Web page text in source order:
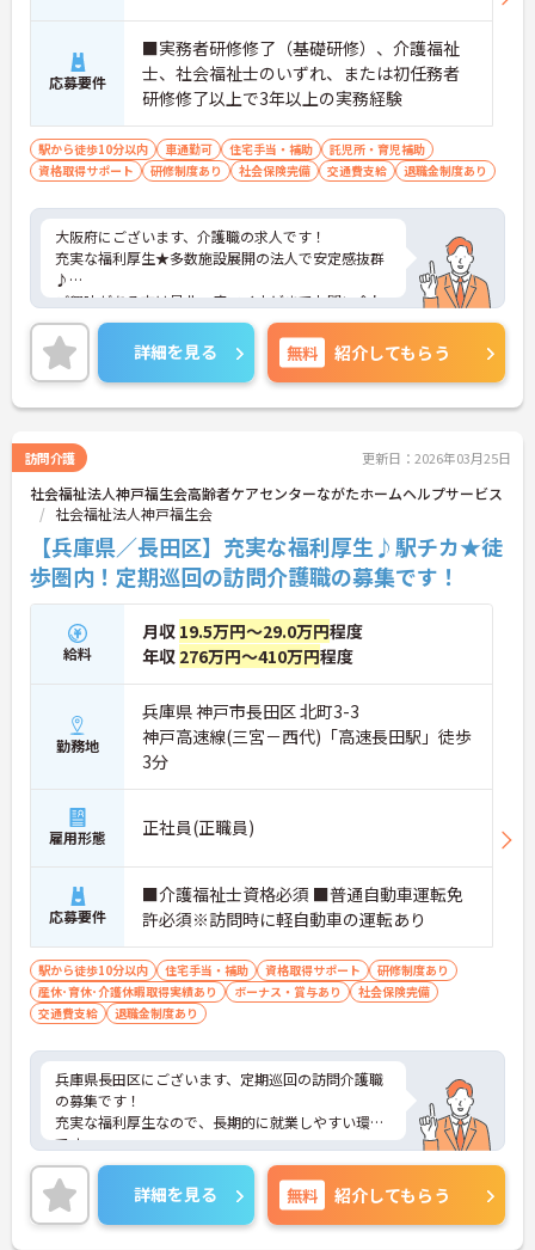
応募要件
■実務者研修修了（基礎研修）、介護福祉
士、社会福祉士のいずれ、または初任務者
研修修了以上で3年以上の実務経験
駅から徒歩10分以内 車通勤可 住宅手当・補助
託児所・育児補助
資格取得サポート
研修制度あり 社会保険完備 交通費支給 退職金制度あり
大阪府にございます、介護職の求人です！
充実な福利厚生★多数施設展開の法人で安定感抜群
♪
ご興味がある方は是非一度マイナビまでお問い合わ
せください。さらに詳細などお伝えします！
詳細を見る 無料 紹介してもらう
訪問介護 更新日：2026年03月25日
社会福祉法人神戸福生会高齢者ケアセンターながたホームヘルプサービス
社会福祉法人神戸福生会
【兵庫県／長田区】充実な福利厚生♪駅チカ★徒
歩圏内！定期巡回の訪問介護職の募集です！
給料
月収 19.5万円～29.0万円程度
年収 276万円～410万円程度
勤務地
兵庫県 神戸市長田区 北町3-3
神戸高速線(三宮－西代)「高速長田駅」徒歩
3分
雇用形態 正社員(正職員)
応募要件
■介護福祉士資格必須 ■普通自動車運転免
許必須※訪問時に軽自動車の運転あり
駅から徒歩10分以内 住宅手当・補助 資格取得サポート
研修制度あり
産休･育休･介護休暇取得実績あり
ボーナス・賞与あり
社会保険完備
交通費支給
退職金制度あり
兵庫県長田区にございます、定期巡回の訪問介護職
の募集です！
充実な福利厚生なので、長期的に就業しやすい環境
です。
駅チカで徒歩圏内なので、毎日の通勤も楽々です♪
ご興味のある方は、マイナビ介護職までお問い合わ
せください。
詳細を見る 無料 紹介してもらう